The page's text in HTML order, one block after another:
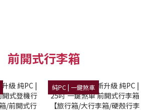
前開式行李箱
純PC | 一鍵煞車